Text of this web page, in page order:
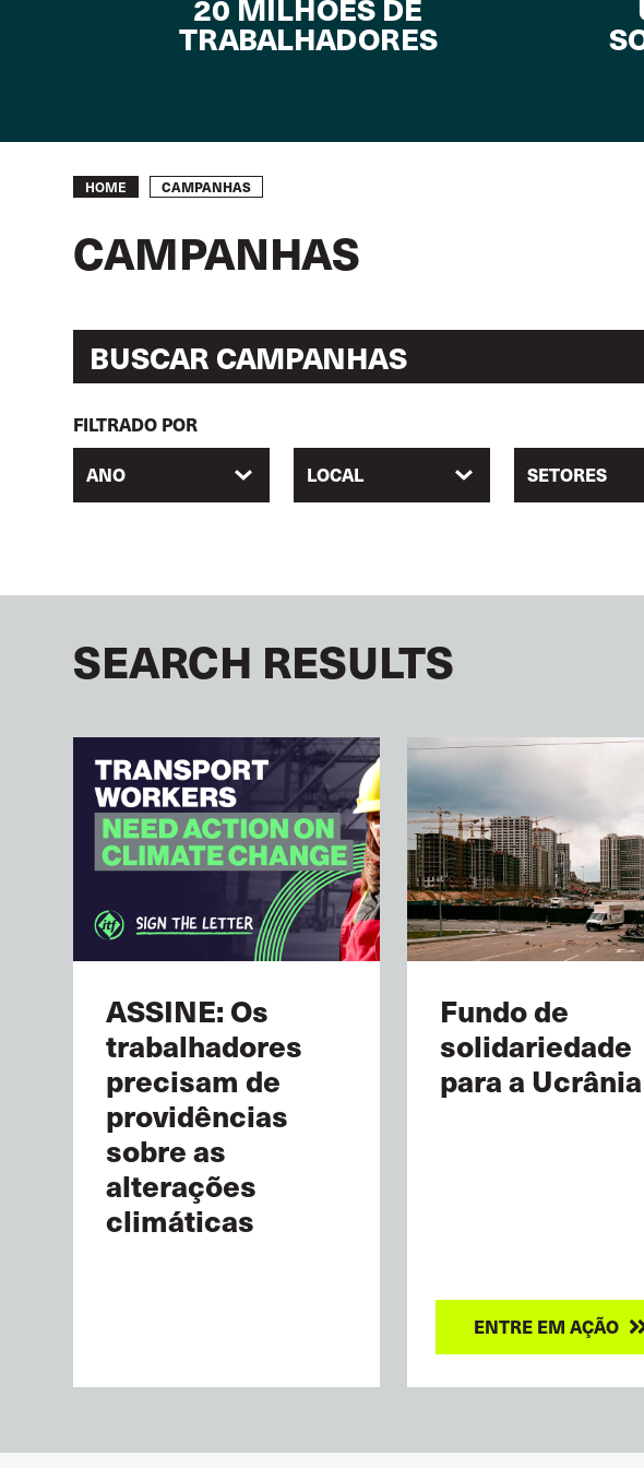
TRABALHADORES
Breadcrumb
HOME CAMPANHAS
CAMPANHAS
FILTRADO POR
ANO
LOCAL SETORES
SEARCH RESULTS
ASSINE: Os
trabalhadores
precisam de
providências
sobre as
alterações
climáticas
Fundo de
solidariedade
para a Ucrânia
ENTRE EM AÇÃO